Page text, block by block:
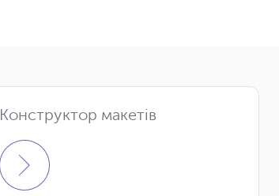
Конструктор макетів